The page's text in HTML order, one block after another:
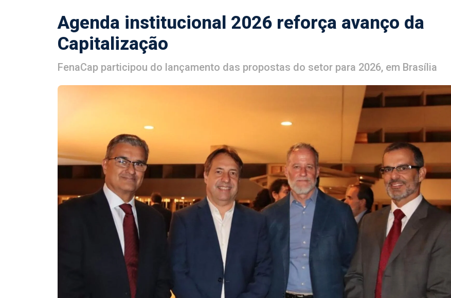
Agenda institucional 2026 reforça avanço da
Capitalização
FenaCap participou do lançamento das propostas do setor para 2026, em Brasília